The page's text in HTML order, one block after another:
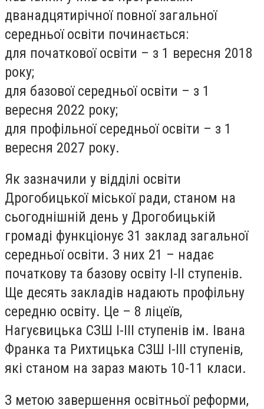
дванадцятирічної повної загальної
середньої освіти починається:
для початкової освіти – з 1 вересня 2018
року;
для базової середньої освіти – з 1
вересня 2022 року;
для профільної середньої освіти – з 1
вересня 2027 року.
Як зазначили у відділі освіти
Дрогобицької міської ради, станом на
сьогоднішній день у Дрогобицькій
громаді функціонує 31 заклад загальної
середньої освіти. З них 21 – надає
початкову та базову освіту І-ІІ ступенів.
Ще десять закладів надають профільну
середню освіту. Це – 8 ліцеїв,
Нагуєвицька СЗШ І-ІІІ ступенів ім. Івана
Франка та Рихтицька СЗШ І-ІІІ ступенів,
які станом на зараз мають 10-11 класи.
З метою завершення освітньої реформи,